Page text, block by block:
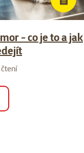
- co je to a jak
čtení